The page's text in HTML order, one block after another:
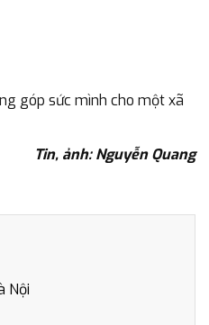
góp sức mình cho một xã
Tin, ảnh: Nguyễn Quang